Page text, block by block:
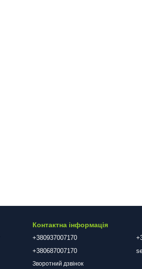
Контактна інформація
+380937007170
+380687007170
Зворотний дзвінок